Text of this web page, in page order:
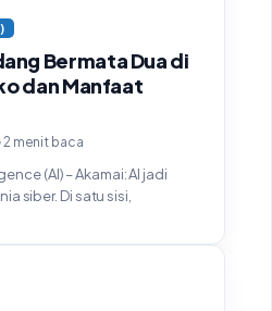
Bermata Dua di
dan Manfaat
2 menit baca
(AI) – Akamai: AI jadi
siber. Di satu sisi,